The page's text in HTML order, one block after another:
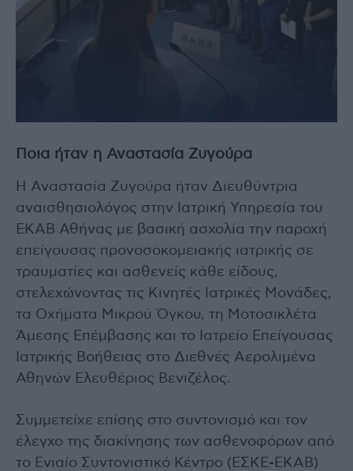
Ποια ήταν η Αναστασία Ζυγούρα
Η Αναστασία Ζυγούρα ήταν Διευθύντρια
αναισθησιολόγος στην Ιατρική Υπηρεσία του
ΕΚΑΒ Αθήνας με βασική ασχολία την παροχή
επείγουσας προνοσοκομειακής ιατρικής σε
τραυματίες και ασθενείς κάθε είδους,
στελεχώνοντας τις Κινητές Ιατρικές Μονάδες,
τα Οχήματα Μικρού Όγκου, τη Μοτοσικλέτα
Άμεσης Επέμβασης και το Ιατρείο Επείγουσας
Ιατρικής Βοήθειας στο Διεθνές Αερολιμένα
Αθηνών Ελευθέριος Βενιζέλος.
Συμμετείχε επίσης στο συντονισμό και τον
έλεγχο της διακίνησης των ασθενοφόρων από
το Ενιαίο Συντονιστικό Κέντρο (ΕΣΚΕ-ΕΚΑΒ)